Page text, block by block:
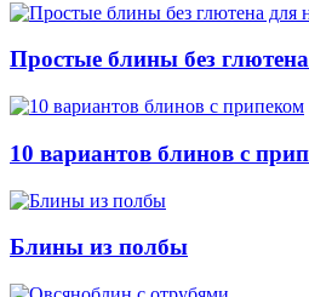
Простые блины без
10 вариантов блинов с
Блины из полбы